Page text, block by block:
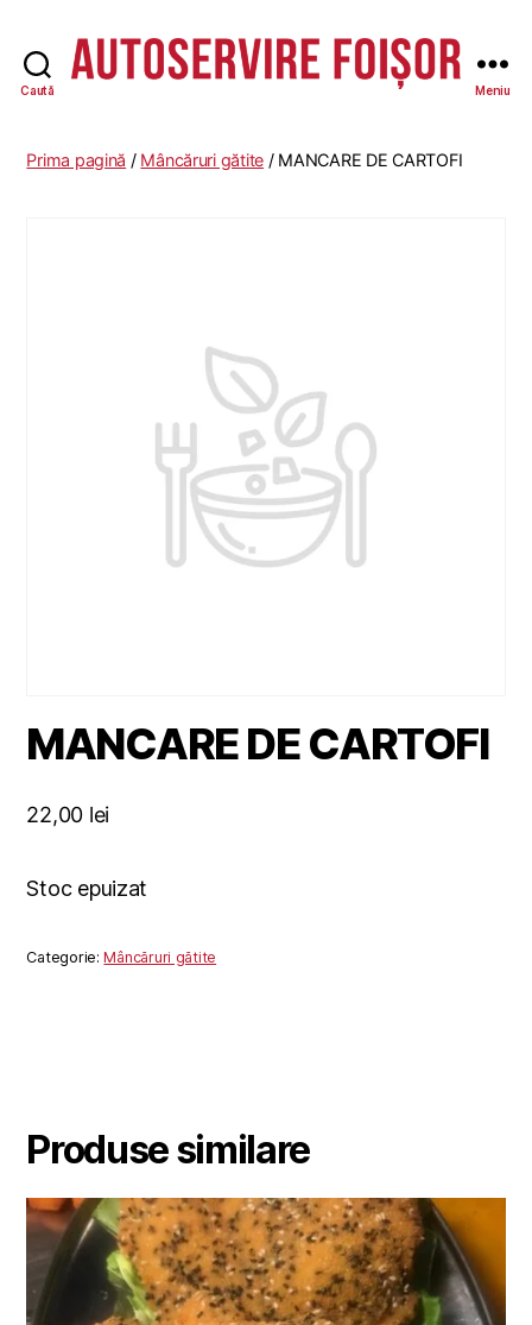
Caută Meniu
Prima pagină / Mâncăruri gătite / MANCARE DE CARTOFI
MANCARE DE CARTOFI
22,00 lei
Stoc epuizat
Categorie:Mâncăruri gătite
Produse similare